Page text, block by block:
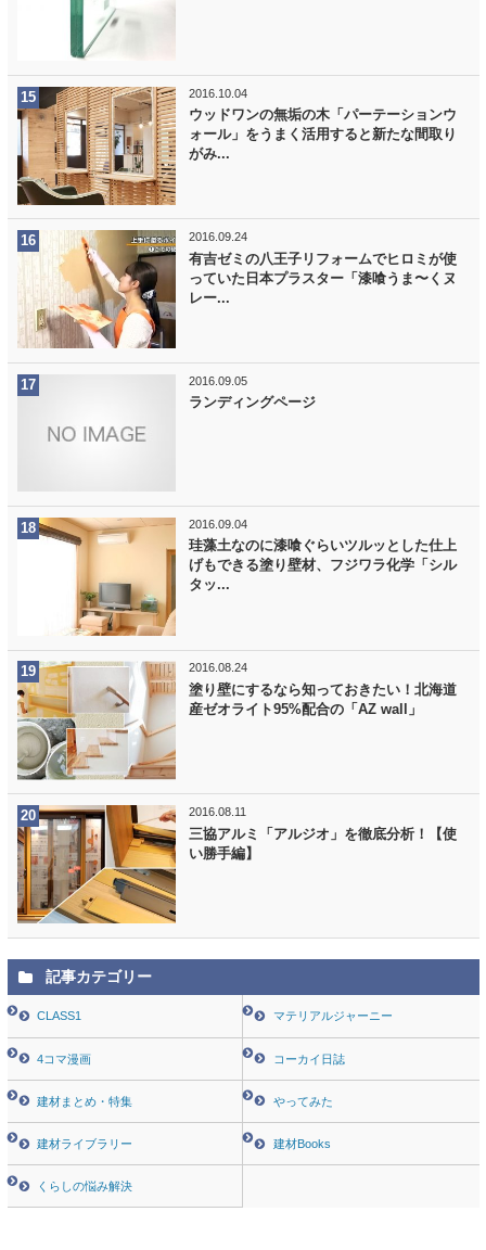
2016.10.04
ウッドワンの無垢の木「パーテーションウ
ォール」をうまく活用すると新たな間取り
がみ...
2016.09.24
有吉ゼミの八王子リフォームでヒロミが使
っていた日本プラスター「漆喰うま〜くヌ
レー...
2016.09.05
ランディングページ
2016.09.04
珪藻土なのに漆喰ぐらいツルッとした仕上
げもできる塗り壁材、フジワラ化学「シル
タッ...
2016.08.24
塗り壁にするなら知っておきたい！北海道
産ゼオライト95%配合の「AZ wall」
2016.08.11
三協アルミ「アルジオ」を徹底分析！【使
い勝手編】
記事カテゴリー
CLASS1 マテリアルジャーニー
4コマ漫画 コーカイ日誌
建材まとめ・特集 やってみた
建材ライブラリー 建材Books
くらしの悩み解決